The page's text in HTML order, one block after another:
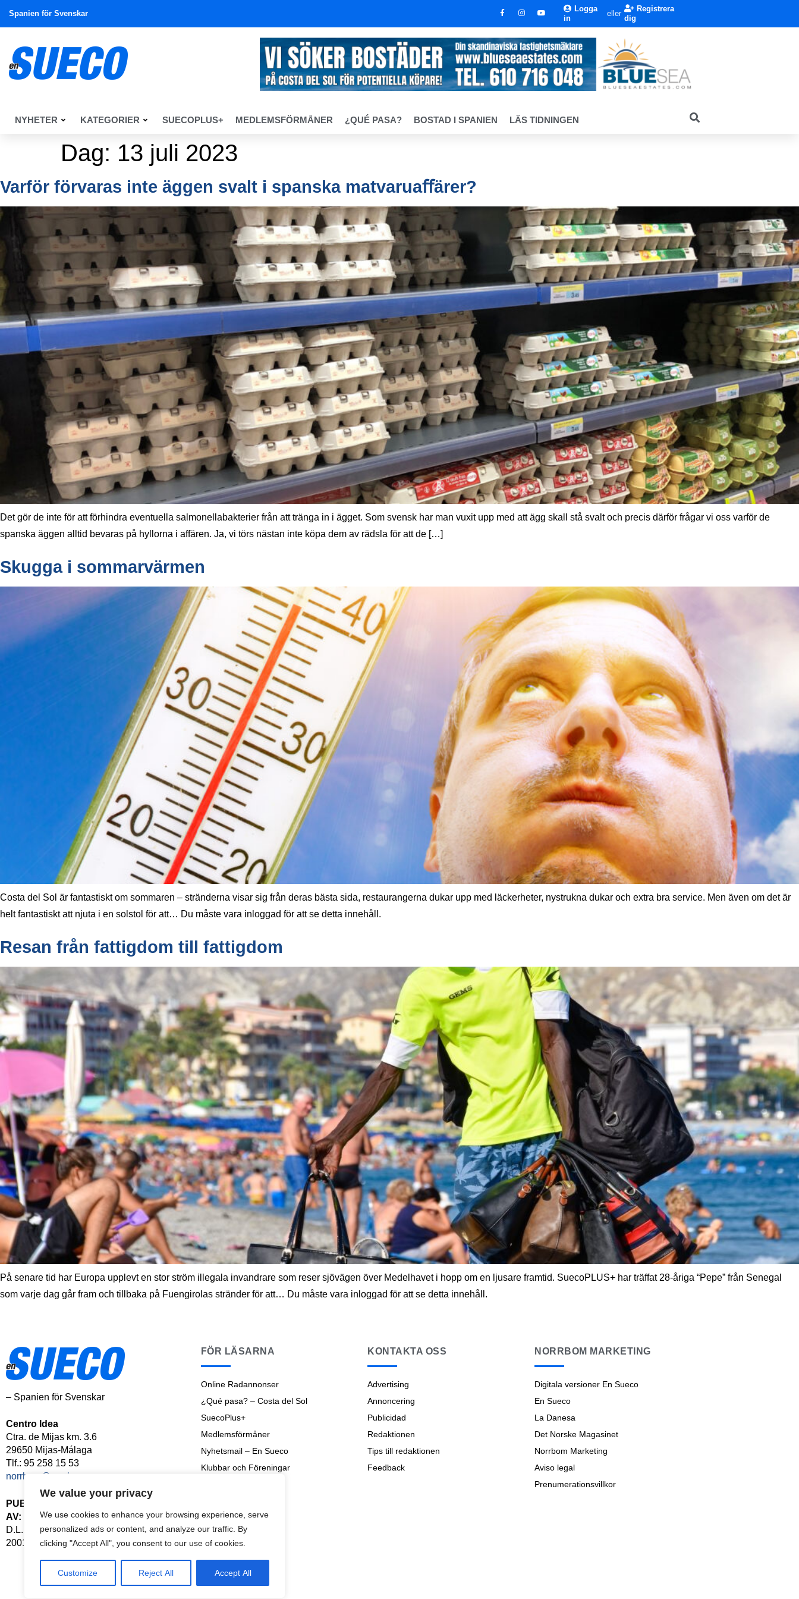
We value your privacy
We use cookies to enhance your browsing experience, serve
personalized ads or content, and analyze our traffic. By
clicking "Accept All", you consent to our use of cookies.
Customize Reject All Accept All
Spanien för Svenskar
Logga
in
eller
Registrera
dig
NYHETER KATEGORIER SUECOPLUS+ MEDLEMSFÖRMÅNER ¿QUÉ PASA? BOSTAD I SPANIEN LÄS TIDNINGEN
Dag: 13 juli 2023
Varför förvaras inte äggen svalt i spanska matvaruaﬀärer?
Det gör de inte för att förhindra eventuella salmonellabakterier från att tränga in i ägget. Som svensk har man vuxit upp med att ägg skall stå svalt och precis därför frågar vi oss varför de
spanska äggen alltid bevaras på hyllorna i affären. Ja, vi törs nästan inte köpa dem av rädsla för att de […]
Skugga i sommarvärmen
Costa del Sol är fantastiskt om sommaren – stränderna visar sig från deras bästa sida, restaurangerna dukar upp med läckerheter, nystrukna dukar och extra bra service. Men även om det är
helt fantastiskt att njuta i en solstol för att… Du måste vara inloggad för att se detta innehåll.
Resan från fattigdom till fattigdom
På senare tid har Europa upplevt en stor ström illegala invandrare som reser sjövägen över Medelhavet i hopp om en ljusare framtid. SuecoPLUS+ har träffat 28-åriga “Pepe” från Senegal
som varje dag går fram och tillbaka på Fuengirolas stränder för att… Du måste vara inloggad för att se detta innehåll.
– Spanien för Svenskar
Centro Idea
Ctra. de Mijas km. 3.6
29650 Mijas-Málaga
Tlf.: 95 258 15 53
norrbom@norrbom.com
PUBLICERAD
AV:
D.L. MA-126-
2001
FÖR LÄSARNA
Online Radannonser
¿Qué pasa? – Costa del Sol
SuecoPlus+
Medlemsförmåner
Nyhetsmail – En Sueco
Klubbar och Föreningar
Arkiv
KONTAKTA OSS
Advertising
Annoncering
Publicidad
Redaktionen
Tips till redaktionen
Feedback
NORRBOM MARKETING
Digitala versioner En Sueco
En Sueco
La Danesa
Det Norske Magasinet
Norrbom Marketing
Aviso legal
Prenumerationsvillkor